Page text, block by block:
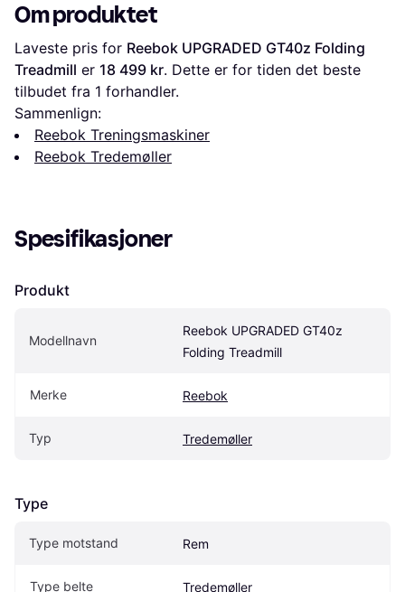
Om produktet
Laveste pris for Reebok UPGRADED GT40z Folding
Treadmill er 18 499 kr. Dette er for tiden det beste
tilbudet fra 1 forhandler.
Sammenlign:
Reebok Treningsmaskiner
Reebok Tredemøller
Spesifikasjoner
Produkt
Modellnavn
Reebok UPGRADED GT40z
Folding Treadmill
Merke Reebok
Typ Tredemøller
Type
Type motstand Rem
Type belte Tredemøller